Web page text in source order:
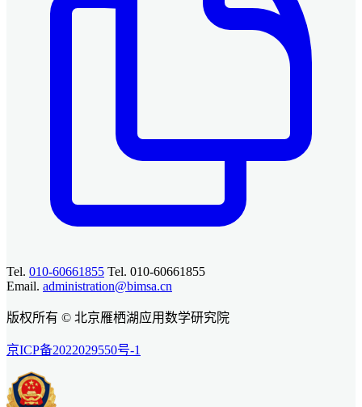
Tel. 010-60661855 Tel. 010-60661855
Email. administration@bimsa.cn
版权所有 © 北京雁栖湖应用数学研究院
京ICP备2022029550号-1